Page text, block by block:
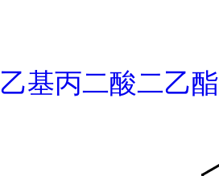
乙基丙二酸二乙酯